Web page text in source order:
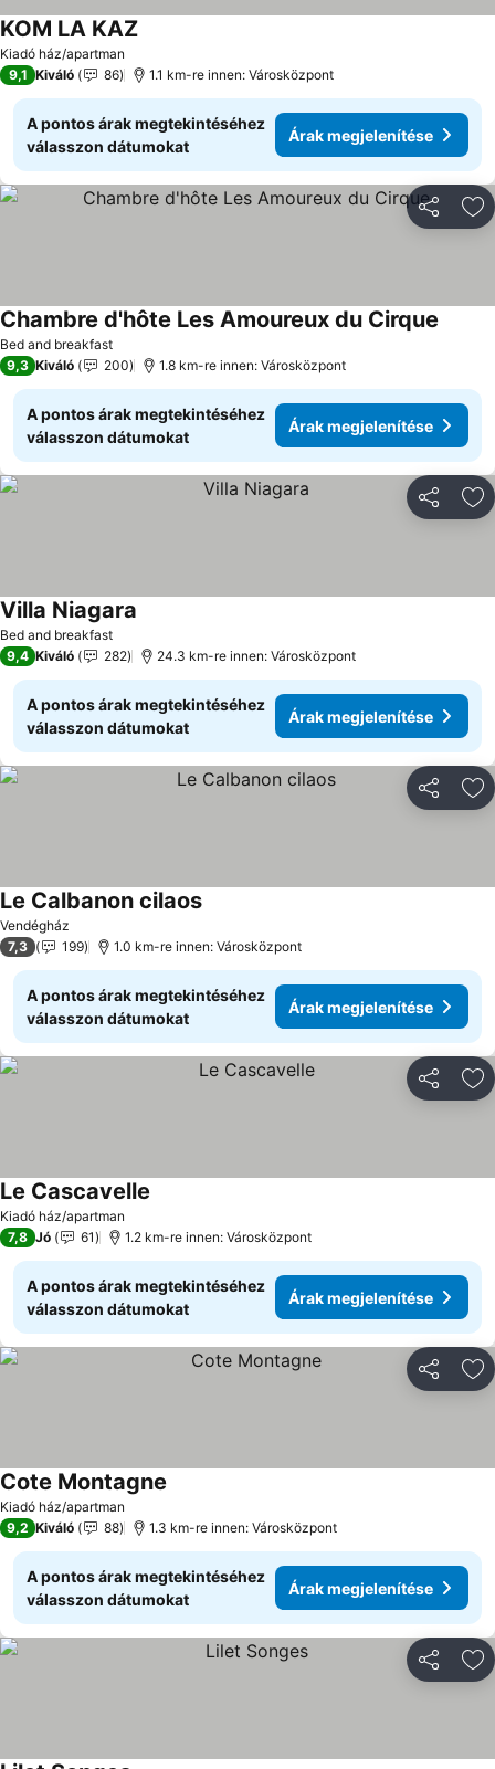
Kiadó ház/apartman
KOM LA KAZÁrak megjelenítése
9,1 Kiváló 86 1.1 km-re innen: Városközpont
A pontos árak megtekintéséhez
válasszon dátumokat
Árak megjelenítése
Bed and breakfast
Chambre d'hôte Les Amoureux du Cirque
9,3 Kiváló 200 1.8 km-re innen: Városközpont
A pontos árak megtekintéséhez
válasszon dátumokat
Árak megjelenítése
Bed and breakfast
Villa Niagara
9,4 Kiváló 282 24.3 km-re innen: Városközpont
A pontos árak megtekintéséhez
válasszon dátumokat
Árak megjelenítése
Vendégház
Le Calbanon cilaosÁrak megjelenítése
7,3 199 1.0 km-re innen: Városközpont
A pontos árak megtekintéséhez
válasszon dátumokat
Árak megjelenítése
Kiadó ház/apartman
Le Cascavelle
7,8 Jó 61 1.2 km-re innen: Városközpont
A pontos árak megtekintéséhez
válasszon dátumokat
Árak megjelenítése
Kiadó ház/apartman
Cote Montagne
9,2 Kiváló 88 1.3 km-re innen: Városközpont
A pontos árak megtekintéséhez
válasszon dátumokat
Árak megjelenítése